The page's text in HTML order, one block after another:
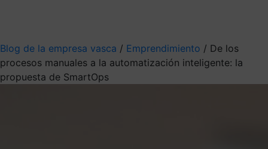
Blog de la empresa vasca / Emprendimiento / De los
procesos manuales a la automatización inteligente: la
propuesta de SmartOps